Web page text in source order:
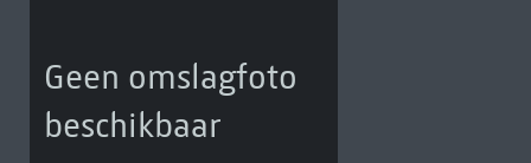
Geen omslagfoto
beschikbaar